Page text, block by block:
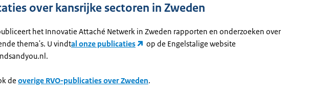
over kansrijke sectoren in Zweden
het Innovatie Attaché Netwerk in Zweden rapporten en onderzoeken over
thema's. U vindtal onze publicaties
op de Engelstalige website
de overige RVO-publicaties over Zweden.